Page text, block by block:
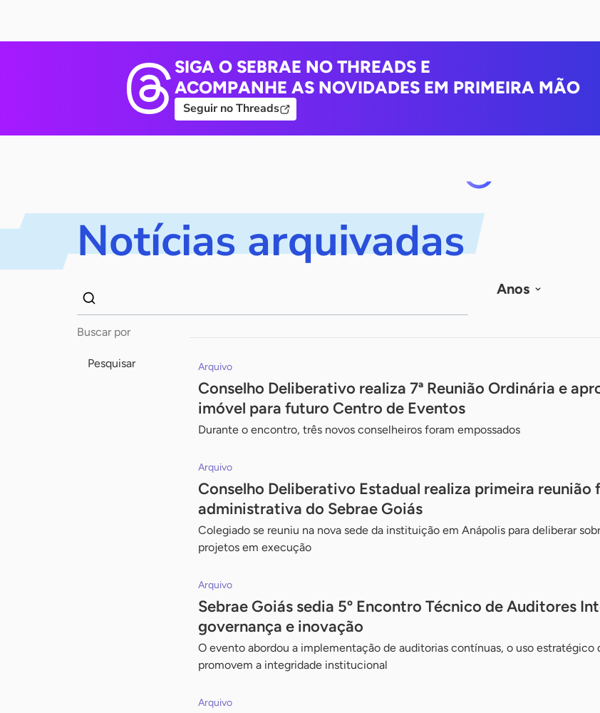
SIGA O SEBRAE NO THREADS E
ACOMPANHE AS NOVIDADES EM PRIMEIRA MÃO
Seguir no Threads
Notícias arquivadas
para
chave
Pesquisar
Anos
Arquivo
Conselho Deliberativo realiza 7ª Reunião Ordinária e
imóvel para futuro Centro de Eventos
Durante o encontro, três novos conselheiros foram empossados
Arquivo
Conselho Deliberativo Estadual realiza primeira reunião
administrativa do Sebrae Goiás
Colegiado se reuniu na nova sede da instituição em Anápolis para deliberar
projetos em execução
Arquivo
Sebrae Goiás sedia 5º Encontro Técnico de Auditores
governança e inovação
O evento abordou a implementação de auditorias contínuas, o uso estratégico
promovem a integridade institucional
Arquivo